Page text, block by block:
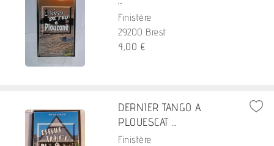
Finistère
29200 Brest
4,00 €
DERNIER TANGO A
PLOUESCAT ...
Finistère